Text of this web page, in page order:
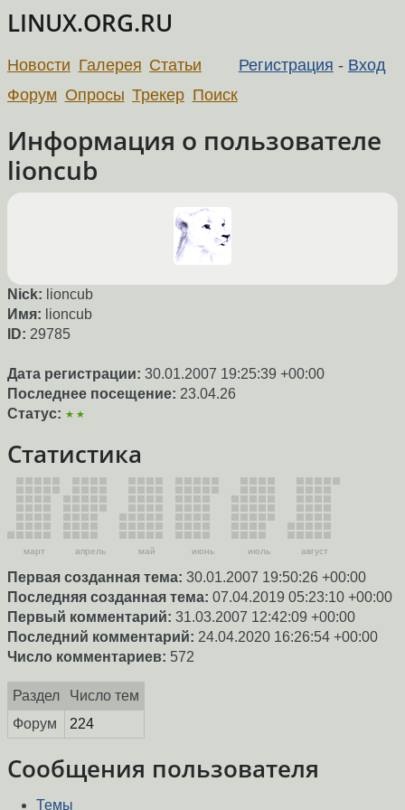
LINUX.ORG.RU
Регистрация - Вход
Новости Галерея Статьи
Форум Опросы Трекер Поиск
Информация о пользователе
lioncub
Nick: lioncub
Имя: lioncub
ID: 29785
Дата регистрации: 30.01.2007 19:25:39 +00:00
Последнее посещение: 23.04.26
Статус: ★★
Статистика
март апрель май июнь июль август
Первая созданная тема: 30.01.2007 19:50:26 +00:00
Последняя созданная тема: 07.04.2019 05:23:10 +00:00
Первый комментарий: 31.03.2007 12:42:09 +00:00
Последний комментарий: 24.04.2020 16:26:54 +00:00
Число комментариев: 572
Раздел
Число тем
Форум
224
Сообщения пользователя
Темы